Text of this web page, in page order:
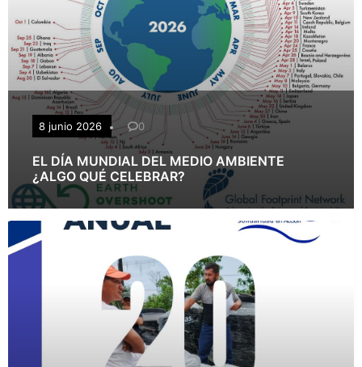
8 junio 2026 0
EL DÍA MUNDIAL DEL MEDIO AMBIENTE
¿ALGO QUÉ CELEBRAR?